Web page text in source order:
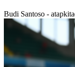
Budi Santoso -